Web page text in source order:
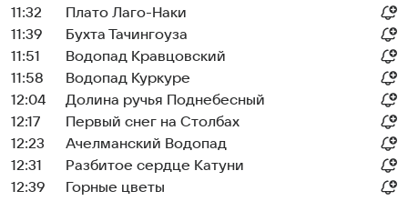
11:32
Плато Лаго-Наки
11:39
Бухта Тачингоуза
11:51
Водопад Кравцовский
11:58
Водопад Куркуре
12:04
Долина ручья Поднебесный
12:17
Первый снег на Столбах
12:23
Ачелманский Водопад
12:31
Разбитое сердце Катуни
12:39
Горные цветы